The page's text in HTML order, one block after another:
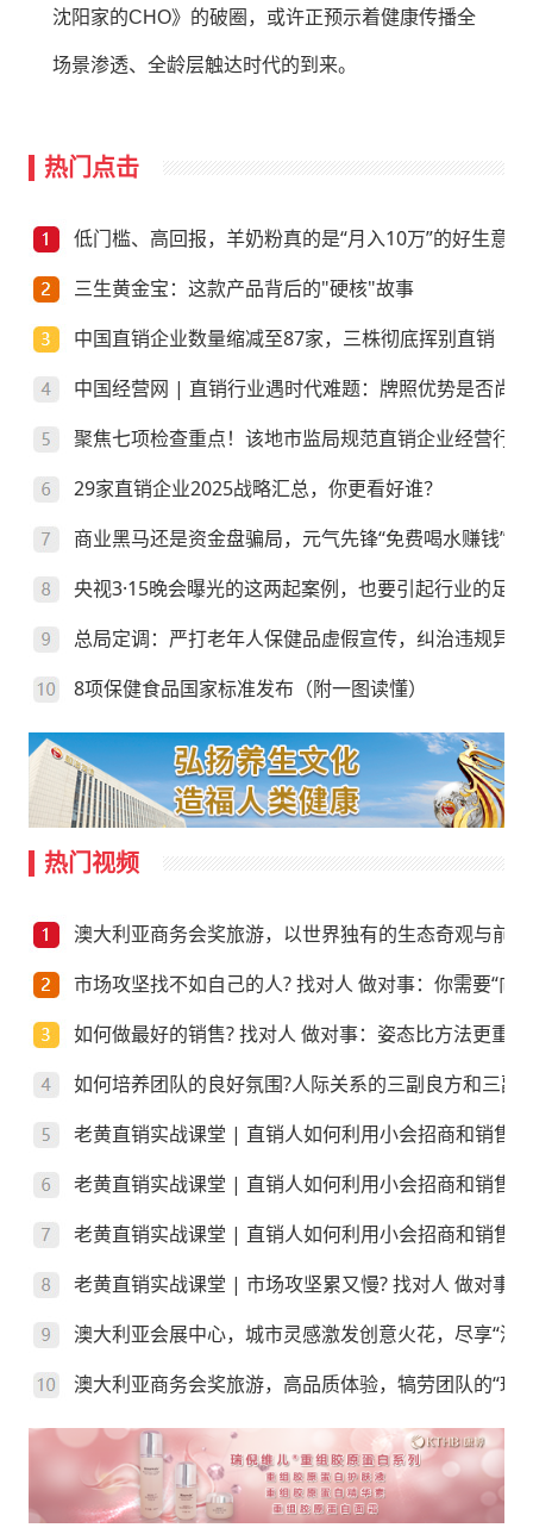
沈阳家的CHO》的破圈，或许正预示着健康传播全
场景渗透、全龄层触达时代的到来。
热门点击
低门槛、高回报，羊奶粉真的是“月入10万”的好生意？
三生黄金宝：这款产品背后的"硬核"故事
中国直销企业数量缩减至87家，三株彻底挥别直销
中国经营网 | 直销行业遇时代难题：牌照优势是否尚存
聚焦七项检查重点！该地市监局规范直销企业经营行为
29家直销企业2025战略汇总，你更看好谁？
商业黑马还是资金盘骗局，元气先锋“免费喝水赚钱”靠
央视3·15晚会曝光的这两起案例，也要引起行业的足
总局定调：严打老年人保健品虚假宣传，纠治违规异
8项保健食品国家标准发布（附一图读懂）
热门视频
澳大利亚商务会奖旅游，以世界独有的生态奇观与前
市场攻坚找不如自己的人? 找对人 做对事：你需要“向
如何做最好的销售? 找对人 做对事：姿态比方法更重要!
如何培养团队的良好氛围?人际关系的三副良方和三副
老黄直销实战课堂 | 直销人如何利用小会招商和销售
老黄直销实战课堂 | 直销人如何利用小会招商和销售
老黄直销实战课堂 | 直销人如何利用小会招商和销售
老黄直销实战课堂 | 市场攻坚累又慢? 找对人 做对事
澳大利亚会展中心，城市灵感激发创意火花，尽享“澳”
澳大利亚商务会奖旅游，高品质体验，犒劳团队的“玩”